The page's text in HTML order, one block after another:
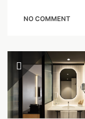
NO COMMENT